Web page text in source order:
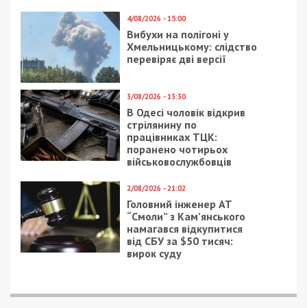
4/08/2026 - 15:00
Вибухи на полігоні у
Хмельницькому: слідство
перевіряє дві версії
3/08/2026 - 13:30
В Одесі чоловік відкрив
стрілянину по
працівниках ТЦК:
поранено чотирьох
військовослужбовців
2/08/2026 - 21:02
Головний інженер АТ
“Смоли” з Кам’янського
намагався відкупитися
від СБУ за $50 тисяч:
вирок суду